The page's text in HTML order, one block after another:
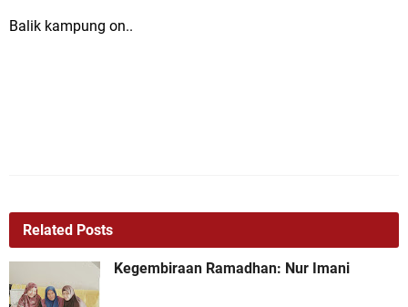
Balik kampung on..
Related Posts
Kegembiraan Ramadhan: Nur Imani